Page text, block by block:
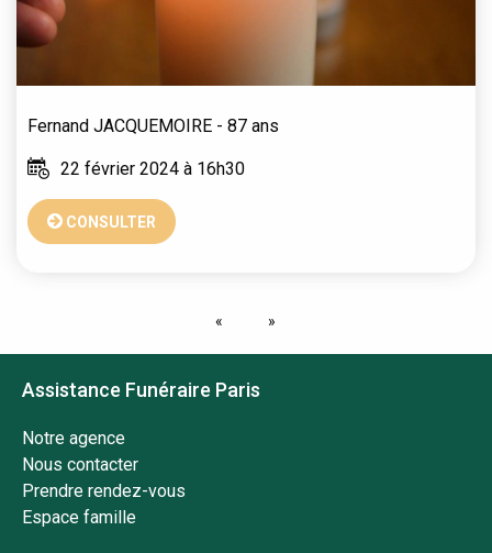
Fernand JACQUEMOIRE - 87 ans
22 février 2024 à 16h30
CONSULTER
Assistance Funéraire Paris
Notre agence
Nous contacter
Prendre rendez-vous
Espace famille